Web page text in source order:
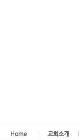
Home 교회소개